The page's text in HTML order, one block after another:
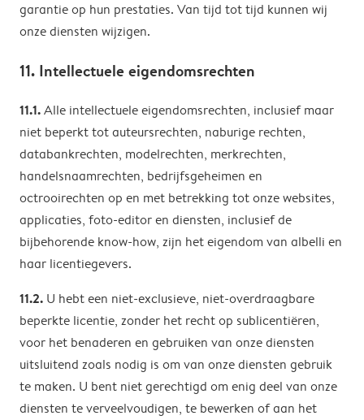
garantie op hun prestaties. Van tijd tot tijd kunnen wij
onze diensten wijzigen.
11. Intellectuele eigendomsrechten
11.1.Alle intellectuele eigendomsrechten, inclusief maar
niet beperkt tot auteursrechten, naburige rechten,
databankrechten, modelrechten, merkrechten,
handelsnaamrechten, bedrijfsgeheimen en
octrooirechten op en met betrekking tot onze websites,
applicaties, foto-editor en diensten, inclusief de
bijbehorende know-how, zijn het eigendom van albelli en
haar licentiegevers.
11.2. U hebt een niet-exclusieve, niet-overdraagbare
beperkte licentie, zonder het recht op sublicentiëren,
voor het benaderen en gebruiken van onze diensten
uitsluitend zoals nodig is om van onze diensten gebruik
te maken. U bent niet gerechtigd om enig deel van onze
diensten te verveelvoudigen, te bewerken of aan het